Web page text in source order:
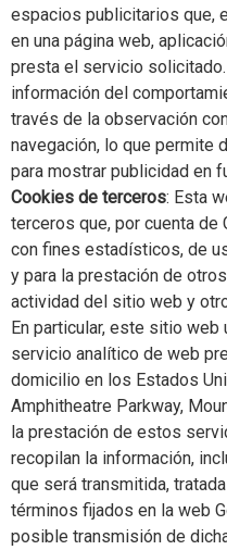
espacios publicitarios que,
en una página web,
presta el servicio
información del
través de la observación
navegación, lo que permite
para mostrar publicidad en
Cookies de terceros: Esta
terceros que, por cuenta de
con fines estadísticos, de
y para la prestación de
actividad del sitio web y
En particular, este sitio
servicio analítico de web
domicilio en los Estados
Amphitheatre Parkway,
la prestación de estos
recopilan la información,
que será transmitida,
términos fijados en la web
posible transmisión de